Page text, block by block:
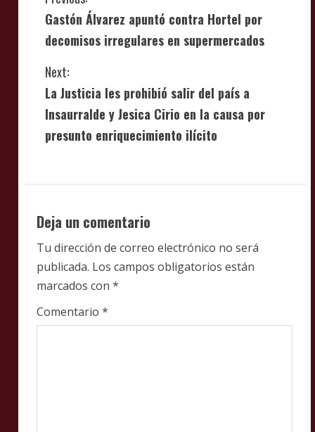
o
n
t
i
n
e
R
e
a
d
Gastón Álvarez apuntó contra Hortel por
decomisos irregulares en supermercados
Next:
La Justicia les prohibió salir del país a
Insaurralde y Jesica Cirio en la causa por
presunto enriquecimiento ilícito
Deja un comentario
Tu dirección de correo electrónico no será
publicada. Los campos obligatorios están
marcados con *
Comentario *